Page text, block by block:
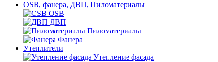
OSB, фанера, ДВП, Пиломатериалы
OSB
ДВП
Пиломатериалы
Фанера
Утеплители
Утепление фасада